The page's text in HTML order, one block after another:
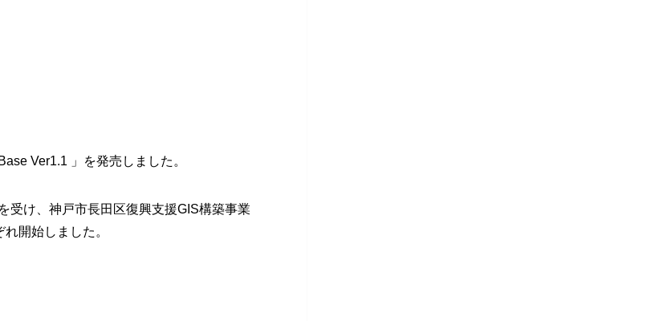
Ver1.1 」を発売しました。
受け、神戸市長田区復興支援GIS構築事業
開始しました。